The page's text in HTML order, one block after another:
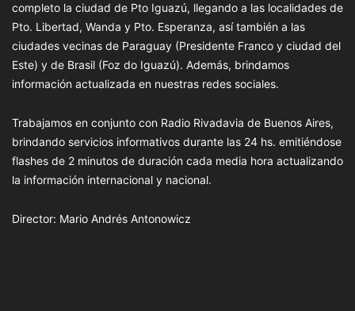
completo la ciudad de Pto Iguazú, llegando a las localidades de
Pto. Libertad, Wanda y Pto. Esperanza, así también a las
ciudades vecinas de Paraguay (Presidente Franco y ciudad del
Este) y de Brasil (Foz do Iguazú). Además, brindamos
información actualizada en nuestras redes sociales.
Trabajamos en conjunto con Radio Rivadavia de Buenos Aires,
brindando servicios informativos durante las 24 hs. emitiéndose
flashes de 2 minutos de duración cada media hora actualizando
la información internacional y nacional.
Director: Mario Andrés Antonowicz